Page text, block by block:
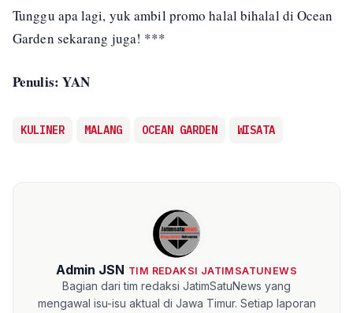
Tunggu apa lagi, yuk ambil promo halal bihalal di Ocean
Garden sekarang juga! ***
Penulis: YAN
KULINER MALANG OCEAN GARDEN WISATA
Admin JSN TIM REDAKSI JATIMSATUNEWS
Bagian dari tim redaksi JatimSatuNews yang
mengawal isu-isu aktual di Jawa Timur. Setiap laporan